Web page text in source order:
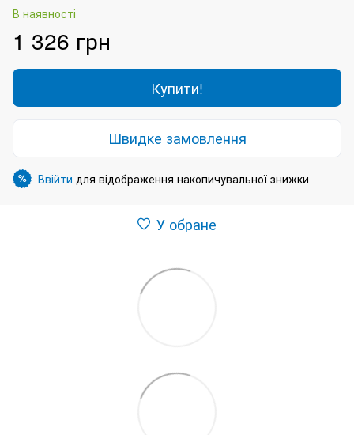
В наявності
1 326 грн
Купити!
Швидке замовлення
% Ввійти для відображення накопичувальної знижки
У обране